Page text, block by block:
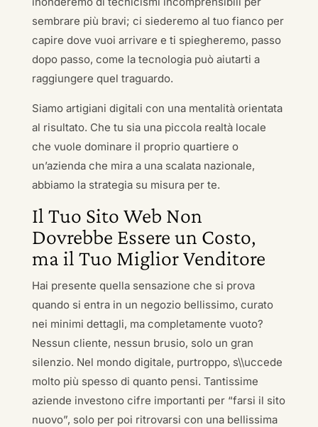
sembrare più bravi; ci siederemo al tuo fianco per
capire dove vuoi arrivare e ti spiegheremo, passo
dopo passo, come la tecnologia può aiutarti a
raggiungere quel traguardo.
Siamo artigiani digitali con una mentalità orientata
al risultato. Che tu sia una piccola realtà locale
che vuole dominare il proprio quartiere o
un’azienda che mira a una scalata nazionale,
abbiamo la strategia su misura per te.
Il Tuo Sito Web Non
Dovrebbe Essere un Costo,
ma il Tuo Miglior Venditore
Hai presente quella sensazione che si prova
quando si entra in un negozio bellissimo, curato
nei minimi dettagli, ma completamente vuoto?
Nessun cliente, nessun brusio, solo un gran
silenzio. Nel mondo digitale, purtroppo, s\\uccede
molto più spesso di quanto pensi. Tantissime
aziende investono cifre importanti per “farsi il sito
nuovo”, solo per poi ritrovarsi con una bellissima